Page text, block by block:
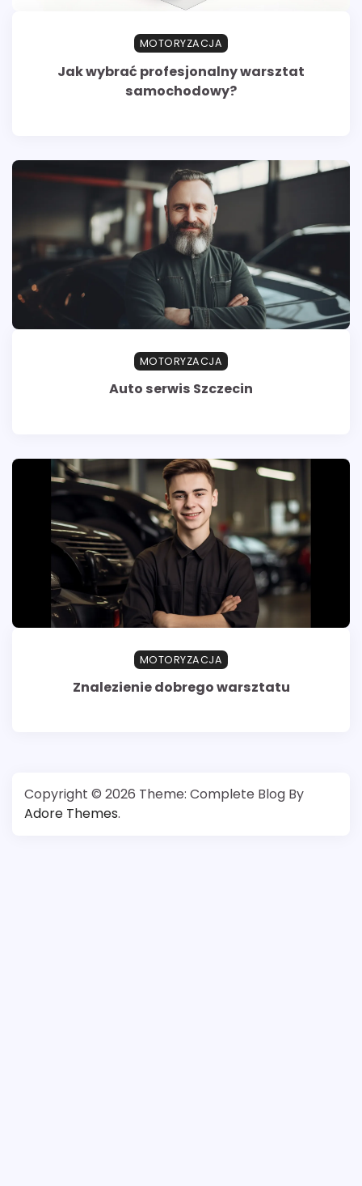
MOTORYZACJA
Jak wybrać profesjonalny warsztat
samochodowy?
MOTORYZACJA
Auto serwis Szczecin
MOTORYZACJA
Znalezienie dobrego warsztatu
Copyright © 2026 Theme: Complete Blog By
Adore Themes.